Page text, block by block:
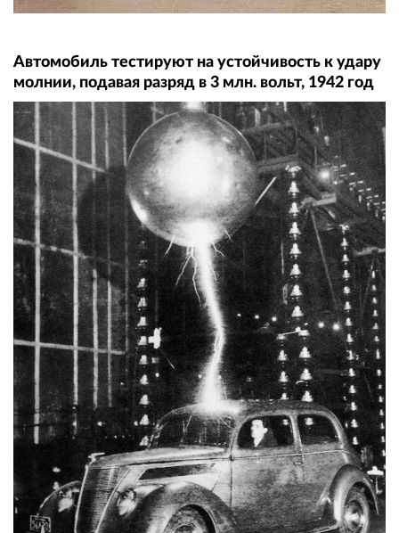
Автомобиль тестируют на устойчивость к удару
молнии, подавая разряд в 3 млн. вольт, 1942 год